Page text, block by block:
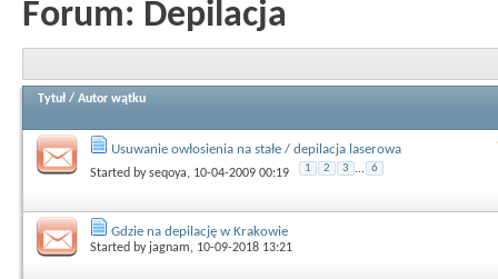
Forum: Depilacja
Tytuł / Autor wątku
Usuwanie owłosienia na stałe / depilacja laserowa
Started byseqoya, 10-04-2009 00:19 1 2 3 ... 6
Gdzie na depilację w Krakowie
Started by jagnam, 10-09-2018 13:21